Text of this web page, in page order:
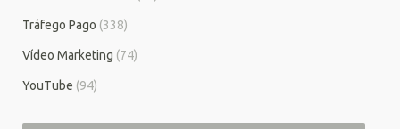
Tráfego Pago (338)
Vídeo Marketing (74)
YouTube (94)